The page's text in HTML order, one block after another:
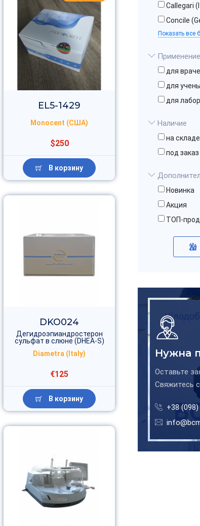
EL5-1429
Monocent (США)
$250
В корзину
DKO024
Дегидроэпиандростерон
сульфат в слюне (DHEA-S)
Diametra (Italy)
€125
В корзину
Callegari
Concile
Показать все
Применение
для
для
для
Наличие
на складе
под заказ
Новинка
Акция
ТОП-
Нужна
Оставьте
Свяжитесь
+38